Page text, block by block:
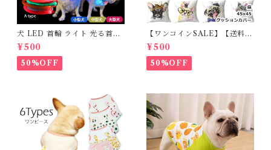
犬 LED 首輪 ライト 光る首輪
USB充電 生活防水 長さ調整可
能 首輪 犬用 ペット カラー ペ
ット用品 軽量 ドッグ用品 フレ
ンチブルドック 大型犬 中型犬
¥500
50%OFF
【ワンコインSALE】【送料無
料】KM503G クッションカバ
ー フレンチブルドッグ クリー
ム フレブル
¥500
50%OFF